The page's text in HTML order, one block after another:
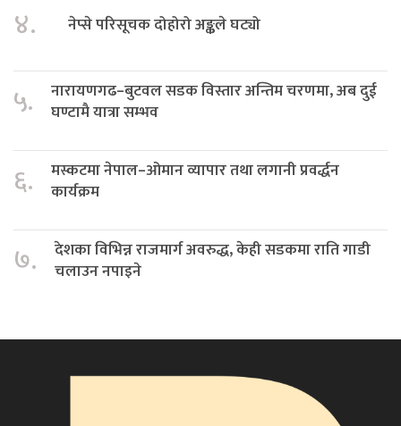
४. नेप्से परिसूचक दोहोरो अङ्कले घट्यो
५.
नारायणगढ–बुटवल सडक विस्तार अन्तिम चरणमा, अब दुई
घण्टामै यात्रा सम्भव
६.
मस्कटमा नेपाल–ओमान व्यापार तथा लगानी प्रवर्द्धन
कार्यक्रम
७.
देशका विभिन्न राजमार्ग अवरुद्ध, केही सडकमा राति गाडी
चलाउन नपाइने